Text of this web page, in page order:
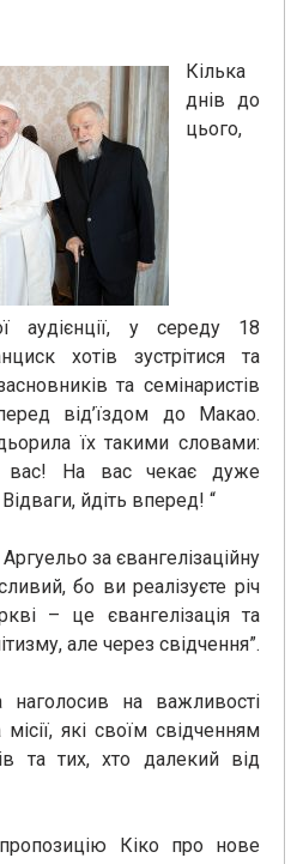
Кілька
днів до
цього,
аудієнції, у середу 18
хотів зустрітися та
та семінаристів
від’їздом до Макао.
їх такими словами:
На вас чекає дуже
йдіть вперед! “
за євангелізаційну
бо ви реалізуєте річ
– це євангелізація та
але через свідчення”.
на важливості
які своїм свідченням
та тих, хто далекий від
Кіко про нове